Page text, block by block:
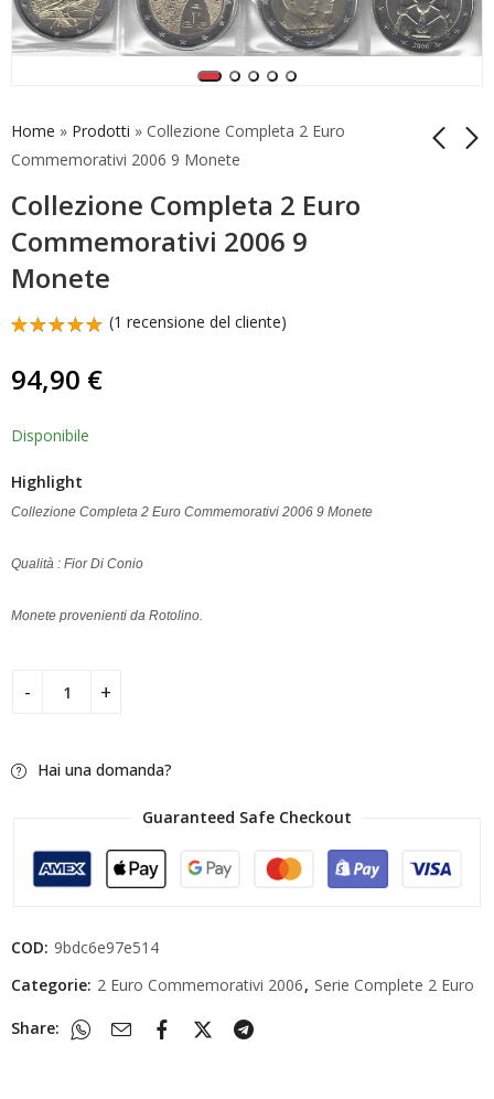
Home » Prodotti » Collezione Completa 2 Euro
Commemorativi 2006 9 Monete
Collezione Completa 2 Euro
Commemorativi 2006 9
Monete
2 EuroCollezione Completa
5.00su 5
su base
(1 recensione del cliente)
94,90 €
Disponibile
Highlight
Collezione Completa 2 Euro Commemorativi 2006 9 Monete
Qualità : Fior Di Conio
Monete provenienti da Rotolino.
Hai una domanda?
Guaranteed Safe Checkout
COD: 9bdc6e97e514
Categorie: 2 Euro Commemorativi 2006, Serie Complete 2 Euro
Share: